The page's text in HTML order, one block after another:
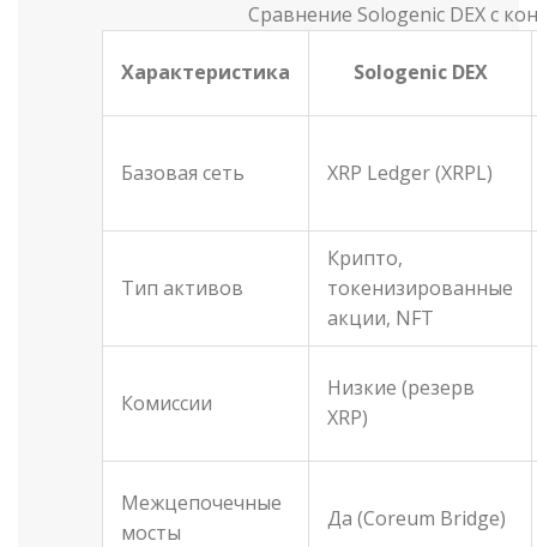
Сравнение Sologenic DEX с
Характеристика Sologenic DEX
Базовая сеть XRP Ledger (XRPL)
Тип активов
Крипто,
токенизированные
акции, NFT
Комиссии
Низкие (резерв
XRP)
Межцепочечные
мосты
Да (Coreum Bridge)